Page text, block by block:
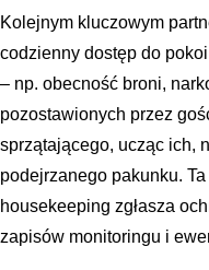
Kolejnym kluczowym
codzienny dostęp do
– np. obecność broni,
pozostawionych przez
sprzątającego, ucząc ich,
podejrzanego pakunku.
housekeeping zgłasza
zapisów monitoringu i